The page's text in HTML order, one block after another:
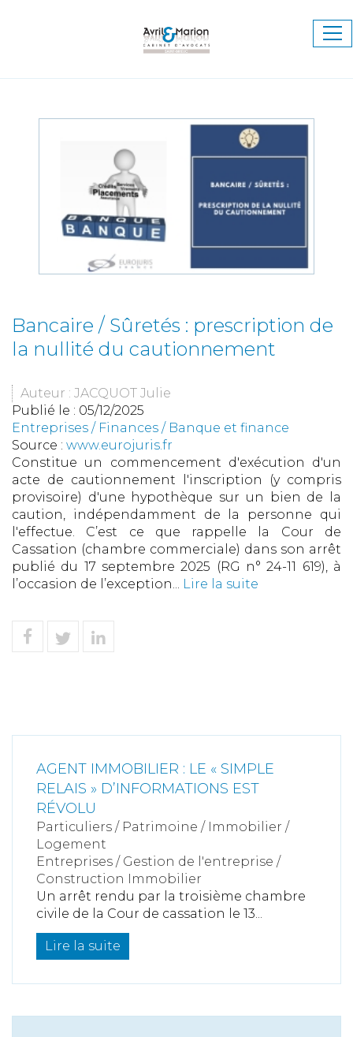
Bancaire / Sûretés : prescription de
la nullité du cautionnement
Auteur : JACQUOT Julie
Publié le : 05/12/2025
Entreprises / Finances / Banque et finance
Source : www.eurojuris.fr
Constitue un commencement d'exécution d'un
acte de cautionnement l'inscription (y compris
provisoire) d'une hypothèque sur un bien de la
caution, indépendamment de la personne qui
l'effectue. C’est ce que rappelle la Cour de
Cassation (chambre commerciale) dans son arrêt
publié du 17 septembre 2025 (RG n° 24-11 619), à
l’occasion de l’exception... Lire la suite
AGENT IMMOBILIER : LE « SIMPLE
RELAIS » D’INFORMATIONS EST
RÉVOLU
Particuliers / Patrimoine / Immobilier /
Logement
Entreprises / Gestion de l'entreprise /
Construction Immobilier
Un arrêt rendu par la troisième chambre
civile de la Cour de cassation le 13...
Lire la suite